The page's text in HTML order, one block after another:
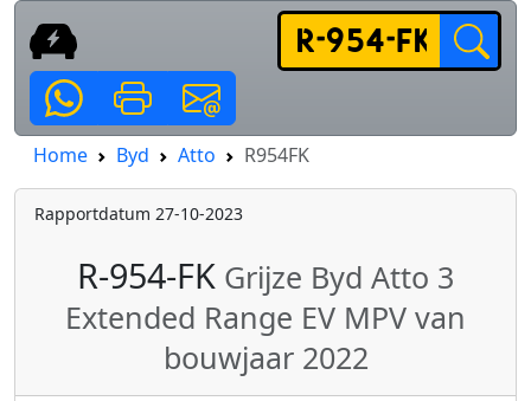
Home Byd Atto R954FK
Rapportdatum 27-10-2023
R-954-FK Grijze Byd Atto 3
Extended Range EV MPV van
bouwjaar 2022